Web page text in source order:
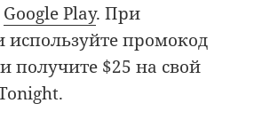
Google Play. При
используйте промокод
получите $25 на свой